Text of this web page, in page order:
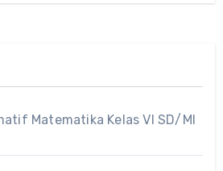
Matematika Kelas VI SD/MI